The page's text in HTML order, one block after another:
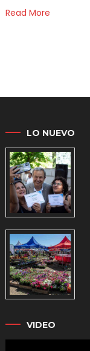
Read More
LO NUEVO
VIDEO